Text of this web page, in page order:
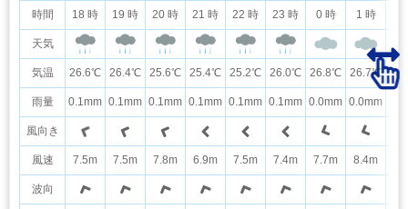
時間
天気
気温
雨量
風向き
風速
波向
18 時 19 時 20 時 21 時 22 時 23 時 0 時 1 時
26.6℃ 26.4℃ 25.6℃ 25.4℃ 25.2℃ 26.0℃ 26.8℃ 26.7℃
0.1mm 0.1mm 0.1mm 0.1mm 0.1mm 0.1mm 0.0mm 0.0mm
7.5m 7.5m 7.8m 6.9m 7.5m 7.4m 7.7m 8.4m